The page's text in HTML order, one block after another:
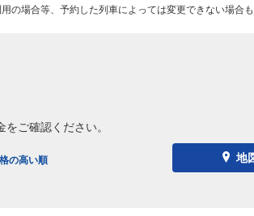
の場合等、予約した列車によっては変更できない場合も
ご確認ください。
地
の高い順